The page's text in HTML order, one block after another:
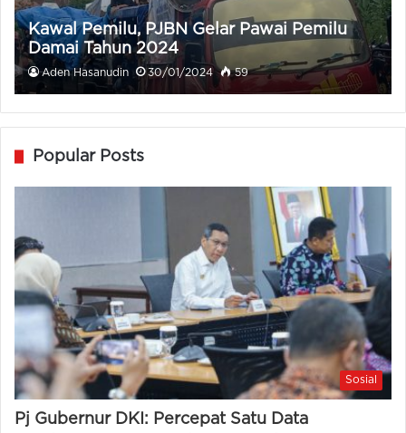
Kawal Pemilu, PJBN Gelar Pawai Pemilu
Damai Tahun 2024
Aden Hasanudin 30/01/2024 59
Popular Posts
Sosial
Pj Gubernur DKI: Percepat Satu Data